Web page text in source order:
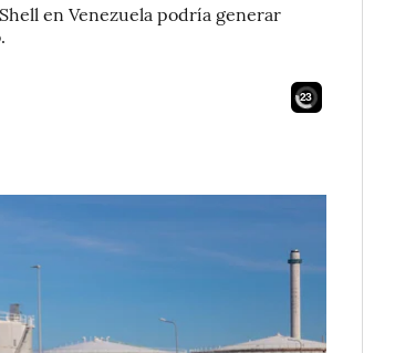
en Venezuela podría generar
21